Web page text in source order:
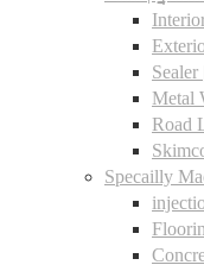
Sealer
Metal
Road
Specailly